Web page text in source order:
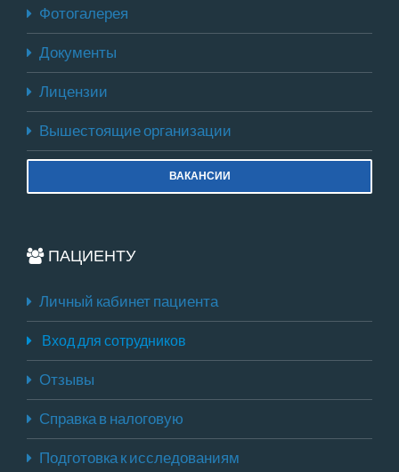
Фотогалерея
Документы
Лицензии
Вышестоящие организации
ВАКАНСИИ
ПАЦИЕНТУ
Личный кабинет пациента
Вход для сотрудников
Отзывы
Справка в налоговую
Подготовка к исследованиям